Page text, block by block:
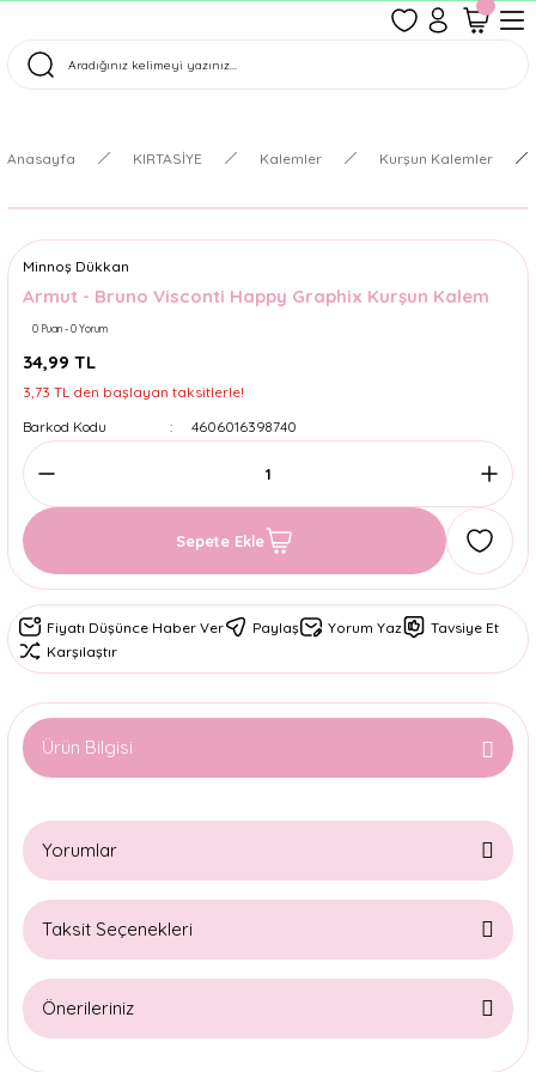
Tüm Siparişler Aynı Gün Kargoda!
Anasayfa KIRTASİYE Kalemler Kurşun Kalemler
Minnoş Dükkan
Armut - Bruno Visconti Happy Graphix Kurşun Kalem
0 Puan - 0 Yorum
34,99 TL
3,73 TL den başlayan taksitlerle!
Barkod Kodu
4606016398740
Sepete Ekle
Fiyatı Düşünce Haber Ver Paylaş Yorum Yaz
Tavsiye Et
Karşılaştır
Ürün Bilgisi
Yorumlar
Taksit Seçenekleri
Önerileriniz